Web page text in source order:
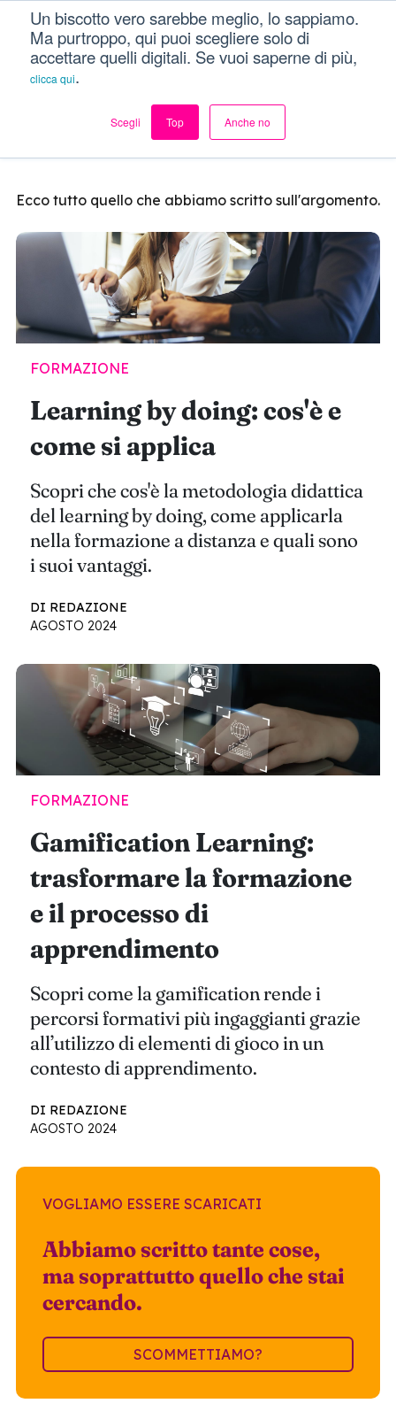
Un biscotto vero sarebbe meglio, lo sappiamo.
Ma purtroppo, qui puoi scegliere solo di
accettare quelli digitali. Se vuoi saperne di più,
clicca qui.
Scegli Top Anche no
Dici Davvero?! Menu
Formazione
Ecco tutto quello che abbiamo scritto sull'argomento.
FORMAZIONE
Learning by doing: cos'è e
come si applica
Scopri che cos'è la metodologia didattica
del learning by doing, come applicarla
nella formazione a distanza e quali sono
i suoi vantaggi.
DI REDAZIONE
AGOSTO 2024
FORMAZIONE
Gamification Learning:
trasformare la formazione
e il processo di
apprendimento
Scopri come la gamification rende i
percorsi formativi più ingaggianti grazie
all’utilizzo di elementi di gioco in un
contesto di apprendimento.
DI REDAZIONE
AGOSTO 2024
VOGLIAMO ESSERE SCARICATI
Abbiamo scritto tante cose,
ma soprattutto quello che stai
cercando.
SCOMMETTIAMO?